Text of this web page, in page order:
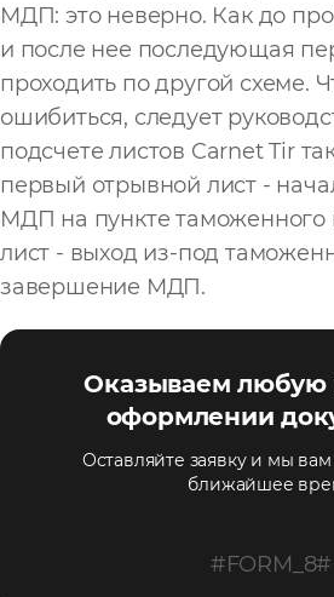
МДП: это неверно. Как до
и после нее последующая
проходить по другой схеме.
ошибиться, следует
подсчете листов Carnet Tir
первый отрывной лист -
МДП на пункте таможенного
лист - выход из-под
завершение МДП.
Оказываем любую
оформлении
Оставляйте заявку и мы
ближайшее
#FORM_8#